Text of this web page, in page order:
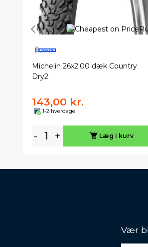
Michelin 26x2.00 dæk Country
Dry2
143,00 kr.
1-2 hverdage
- + Læg i kurv
Vær